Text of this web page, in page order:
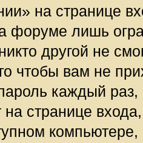
на странице
форуме лишь
другой не
чтобы вам не
каждый
на странице